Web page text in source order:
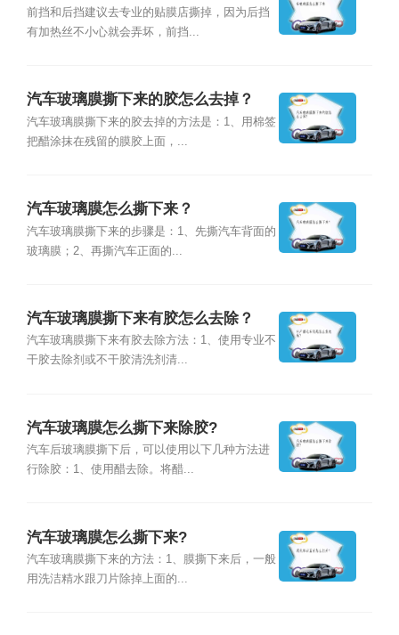
前挡和后挡建议去专业的贴膜店撕掉，因为后挡
有加热丝不小心就会弄坏，前挡...
汽车玻璃膜撕下来的胶怎么去掉？
汽车玻璃膜撕下来的胶去掉的方法是：1、用棉签
把醋涂抹在残留的膜胶上面，...
汽车玻璃膜怎么撕下来？
汽车玻璃膜撕下来的步骤是：1、先撕汽车背面的
玻璃膜；2、再撕汽车正面的...
汽车玻璃膜撕下来有胶怎么去除？
汽车玻璃膜撕下来有胶去除方法：1、使用专业不
干胶去除剂或不干胶清洗剂清...
汽车玻璃膜怎么撕下来除胶?
汽车后玻璃膜撕下后，可以使用以下几种方法进
行除胶：1、使用醋去除。将醋...
汽车玻璃膜怎么撕下来?
汽车玻璃膜撕下来的方法：1、膜撕下来后，一般
用洗洁精水跟刀片除掉上面的...